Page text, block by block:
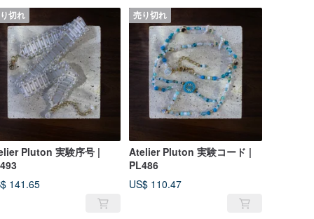
切れ
Pluton 実験序号 |
141.65
売り切れ
Atelier Pluton 実験コード |
PL486
US$ 110.47